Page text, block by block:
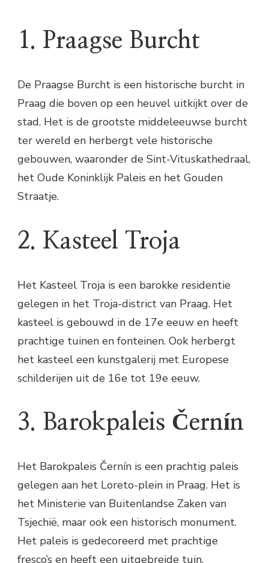
1. Praagse Burcht
De Praagse Burcht is een historische burcht in
Praag die boven op een heuvel uitkijkt over de
stad. Het is de grootste middeleeuwse burcht
ter wereld en herbergt vele historische
gebouwen, waaronder de Sint-Vituskathedraal,
het Oude Koninklijk Paleis en het Gouden
Straatje.
2. Kasteel Troja
Het Kasteel Troja is een barokke residentie
gelegen in het Troja-district van Praag. Het
kasteel is gebouwd in de 17e eeuw en heeft
prachtige tuinen en fonteinen. Ook herbergt
het kasteel een kunstgalerij met Europese
schilderijen uit de 16e tot 19e eeuw.
3. Barokpaleis Černín
Het Barokpaleis Černín is een prachtig paleis
gelegen aan het Loreto-plein in Praag. Het is
het Ministerie van Buitenlandse Zaken van
Tsjechië, maar ook een historisch monument.
Het paleis is gedecoreerd met prachtige
fresco’s en heeft een uitgebreide tuin.